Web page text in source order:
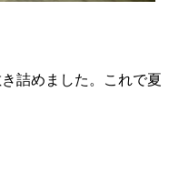
詰めました。これで夏